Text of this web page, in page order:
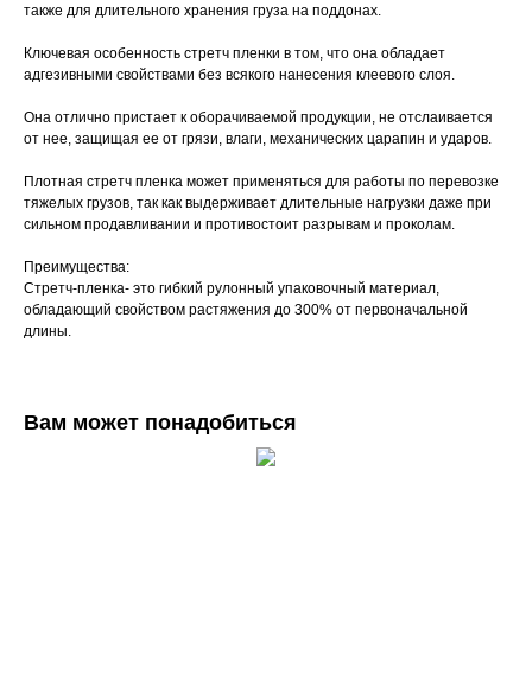
также для длительного хранения груза на поддонах.
Ключевая особенность стретч пленки в том, что она обладает
адгезивными свойствами без всякого нанесения клеевого слоя.
Она отлично пристает к оборачиваемой продукции, не отслаивается
от нее, защищая ее от грязи, влаги, механических царапин и ударов.
Плотная стретч пленка может применяться для работы по перевозке
тяжелых грузов, так как выдерживает длительные нагрузки даже при
сильном продавливании и противостоит разрывам и проколам.
Преимущества:
Стретч-пленка- это гибкий рулонный упаковочный материал,
обладающий свойством растяжения до 300% от первоначальной
длины.
Вам может понадобиться